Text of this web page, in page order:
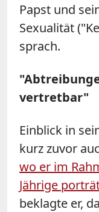
Papst und
Sexualität
sprach.
vertretbar"
Einblick in
kurz zuvor
wo er im
Jährige
beklagte er,